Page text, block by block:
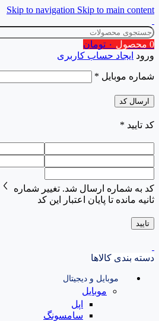
Skip to navigation Skip to main content
0 محصول ۰ تومان
ورود ایجاد حساب کاربری
شماره موبایل *
ارسال کد
کد تایید *
کد به شماره ارسال شد. تغییر شماره
ثانیه مانده تا پایان اعتبار این کد
تایید
دسته بندی کالاها
موبایل و دیجیتال
موبایل
اپل
سامسونگ